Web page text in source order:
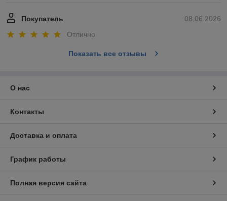
08.06.2026
Покупатель
Отлично
Показать все отзывы
О нас
Контакты
Доставка и оплата
График работы
Полная версия сайта